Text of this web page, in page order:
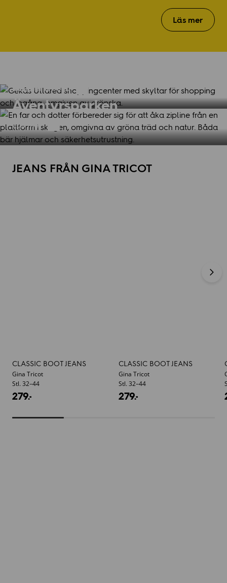
Läs mer
Första hemmet börjar här
Kläder, väskor och praktiska
SHOPPINGNÄRA BOENDE
Läs mer & boka
NYHET!
Äventyrsparken
Läs mer
JEANS FRÅN GINA TRICOT
CLASSIC BOOT JEANS
Gina Tricot
Stl. 32–44
279.-
CLASSIC BOOT JEANS
Gina Tricot
Stl. 32–44
279.-